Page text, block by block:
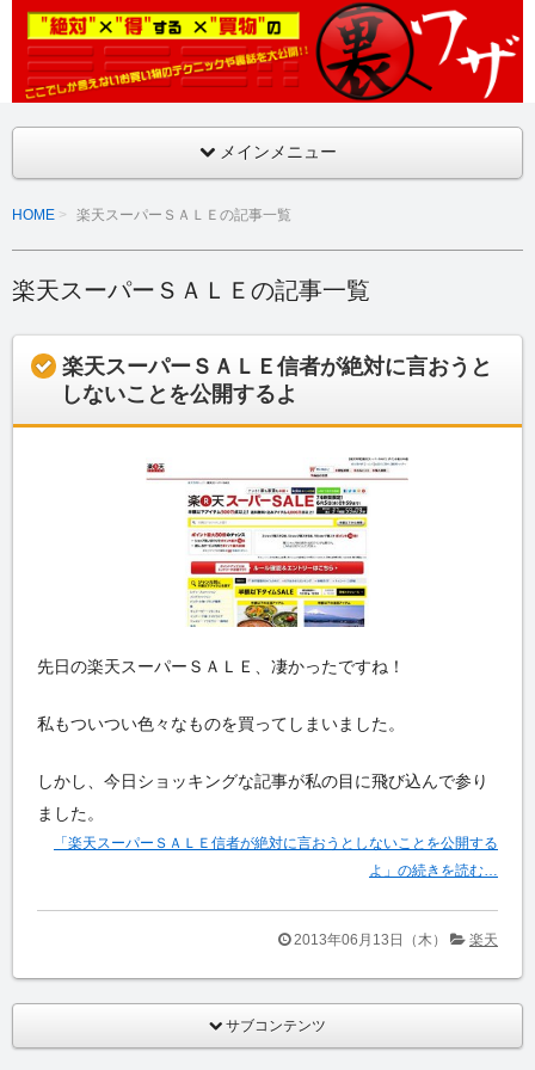
絶対得する買物の裏ワザ
ここでしか言えないお買い物のテクニックや裏話を大公開！！
メインメニュー
HOME 楽天スーパーＳＡＬＥの記事一覧
楽天スーパーＳＡＬＥの記事一覧
楽天スーパーＳＡＬＥ信者が絶対に言おうと
しないことを公開するよ
先日の楽天スーパーＳＡＬＥ、凄かったですね！
私もついつい色々なものを買ってしまいました。
しかし、今日ショッキングな記事が私の目に飛び込んで参り
ました。
「楽天スーパーＳＡＬＥ信者が絶対に言おうとしないことを公開する
よ」の続きを読む…
2013年06月13日（木） 楽天
サブコンテンツ